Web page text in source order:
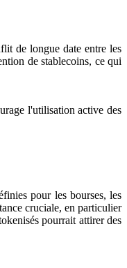
de longue date entre les
de stablecoins, ce qui
l'utilisation active des
pour les bourses, les
cruciale, en particulier
pourrait attirer des